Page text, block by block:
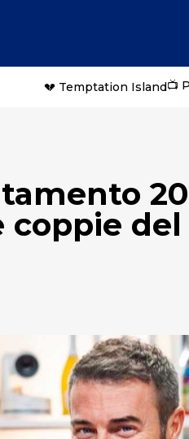
💔 Temptation Island📺
coppie